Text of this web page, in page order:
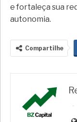
e fortaleça sua
autonomia.
Compartilhe